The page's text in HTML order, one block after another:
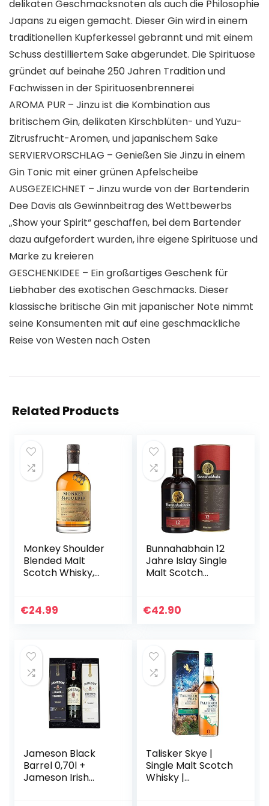
delikaten Geschmacksnoten als auch die Philosophie
Japans zu eigen gemacht. Dieser Gin wird in einem
traditionellen Kupferkessel gebrannt und mit einem
Schuss destilliertem Sake abgerundet. Die Spirituose
gründet auf beinahe 250 Jahren Tradition und
Fachwissen in der Spirituosenbrennerei
AROMA PUR – Jinzu ist die Kombination aus
britischem Gin, delikaten Kirschblüten- und Yuzu-
Zitrusfrucht-Aromen, und japanischem Sake
SERVIERVORSCHLAG – Genießen Sie Jinzu in einem
Gin Tonic mit einer grünen Apfelscheibe
AUSGEZEICHNET – Jinzu wurde von der Bartenderin
Dee Davis als Gewinnbeitrag des Wettbewerbs
„Show your Spirit“ geschaffen, bei dem Bartender
dazu aufgefordert wurden, ihre eigene Spirituose und
Marke zu kreieren
GESCHENKIDEE – Ein großartiges Geschenk für
Liebhaber des exotischen Geschmacks. Dieser
klassische britische Gin mit japanischer Note nimmt
seine Konsumenten mit auf eine geschmackliche
Reise von Westen nach Osten
Related Products
Monkey Shoulder
Blended Malt
Scotch Whisky,
Whisky-Geschenk
€24.99
Bunnahabhain 12
Jahre Islay Single
Malt Scotch
€42.90
Jameson Black
Barrel 0,70l +
Jameson Irish
Talisker Skye |
Single Malt Scotch
Whisky |